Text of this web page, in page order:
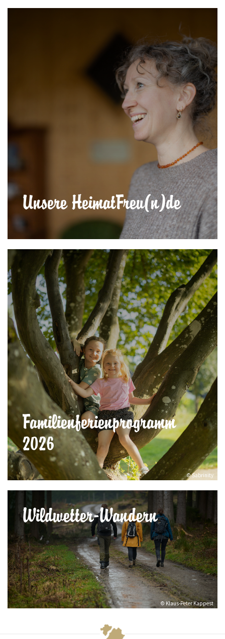
Unsere HeimatFreu(n)de
© Sabrinity
Familienferienprogramm
2026
© Klaus-Peter Kappest
Wildwetter-Wandern